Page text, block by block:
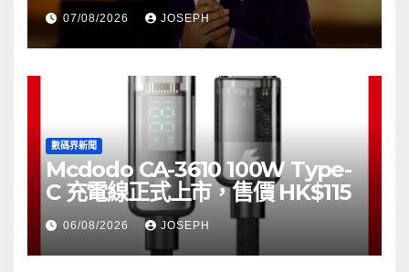
07/08/2026 JOSEPH
數碼界新聞
Mcdodo CA-3610 100W Type-
C 充電線正式上市，售價 HK$115
06/08/2026 JOSEPH